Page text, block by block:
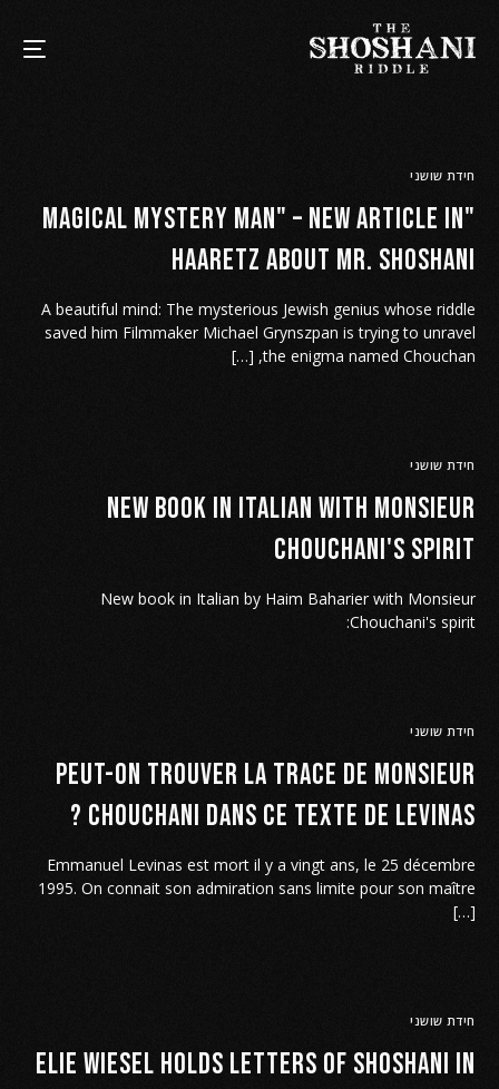
חידת שושני
"Magical Mystery Man" – new article in
Haaretz about Mr. Shoshani
A beautiful mind: The mysterious Jewish genius whose riddle
saved him Filmmaker Michael Grynszpan is trying to unravel
the enigma named Chouchan, […]
חידת שושני
New book in Italian with Monsieur
Chouchani's spirit
New book in Italian by Haim Baharier with Monsieur
Chouchani's spirit:
חידת שושני
Peut-on trouver la trace de Monsieur
Chouchani dans ce texte de Levinas ?
Emmanuel Levinas est mort il y a vingt ans, le 25 décembre
1995. On connait son admiration sans limite pour son maître
[…]
חידת שושני
Elie Wiesel holds letters of Shoshani in